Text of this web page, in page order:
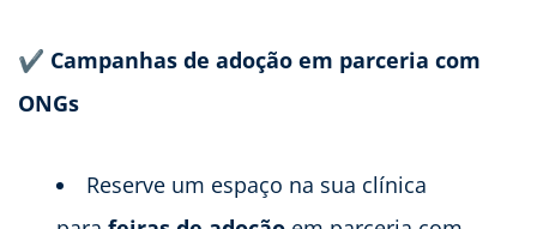
✔ Campanhas de adoção em parceria com
ONGs
Reserve um espaço na sua clínica